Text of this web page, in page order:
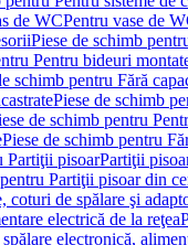
de WCPentru vase de
Piese de schimb
Pentru bideuri
schimb pentru Fără
Piese de schimb
de schimb pentru
Piese de schimb pentru
Partiţii pisoarPartiţii
Partiţii pisoar din
coturi de spălare şi
electrică de la reţea
electronică,